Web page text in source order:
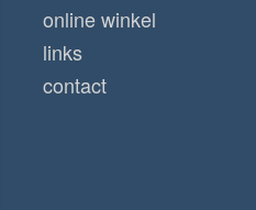
online winkel
links
contact